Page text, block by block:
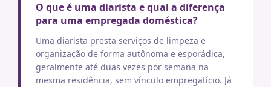
O que é uma diarista e qual a diferença
para uma empregada doméstica?
Uma diarista presta serviços de limpeza e
organização de forma autônoma e esporádica,
geralmente até duas vezes por semana na
mesma residência, sem vínculo empregatício. Já